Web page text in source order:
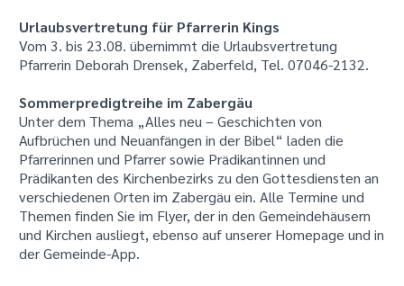
Urlaubsvertretung für Pfarrerin Kings
Vom 3. bis 23.08. übernimmt die Urlaubsvertretung
Pfarrerin Deborah Drensek, Zaberfeld, Tel. 07046-2132.
Sommerpredigtreihe im Zabergäu
Unter dem Thema „Alles neu – Geschichten von
Aufbrüchen und Neuanfängen in der Bibel“ laden die
Pfarrerinnen und Pfarrer sowie Prädikantinnen und
Prädikanten des Kirchenbezirks zu den Gottesdiensten an
verschiedenen Orten im Zabergäu ein. Alle Termine und
Themen finden Sie im Flyer, der in den Gemeindehäusern
und Kirchen ausliegt, ebenso auf unserer Homepage und in
der Gemeinde-App.